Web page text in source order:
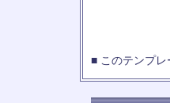
■ このテンプ